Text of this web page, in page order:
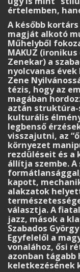
értelemben,
A később
magját alkotó
Műhelyből
MAKUZ
Zenekar) a
nyolcvanas évek
Zene
tézis, hogy az
magában
aztán struktúra-
kulturális
legbenső
visszajutni, az
környezet
rezdüléseit és a
állítja szembe. A
kapott,
alakzatok
választja. A
jazz, mások a
Szabados
Egyfelelől a
vonalához, ősi
azonban tágabb
keletkezésének